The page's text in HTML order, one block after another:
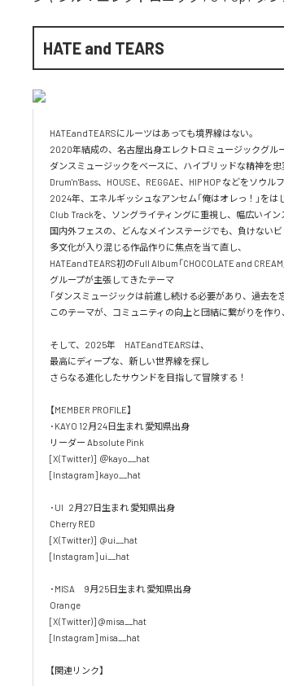
HATE and TEARS
HATEandTEARSにルーツはあっても境界線はない。
2020年結成の、名古屋出身エレクトロミュージックグルー
ダンスミュージックをベースに、ハイブリッドな精神を忠
Drum'n'Bass、HOUSE、REGGAE、HIP HOP などをソウル
2024年、エネルギッシュなアンセム「俺はオレっ！」を
Club Trackを、ソングライティングに重視し、幅広いイン
国内外フェスの、どんなメインステージでも、負けない
多文化が入り混じる作品作りに焦点を当て直し、
HATEandTEARS初のFull Album「CHOCOLATE and CREAM
グループが主張してきたテーマ
「ダンスミュージックは前進し続ける必要があり、過去を
このテーマが、コミュニティの向上と団結に繋がりを作
そして、2025年　HATEandTEARSは、
最高にディープな、新しい世界線を探し
さらなる進化したサウンドを目指して冒険する！
【MEMBER PROFILE】
･KAYO 12月24日生まれ 愛知県出身
リーダー Absolute Pink
[X(Twitter)]  ＠kayo__hat
[Instagram] kayo__hat
･UI   2月27日生まれ 愛知県出身
Cherry RED
[X(Twitter)]  @ui__hat
[Instagram] ui__hat
･MISA　9月25日生まれ 愛知県出身
Orange
[X(Twitter)] @misa__hat
[Instagram] misa__hat
【関連リンク】